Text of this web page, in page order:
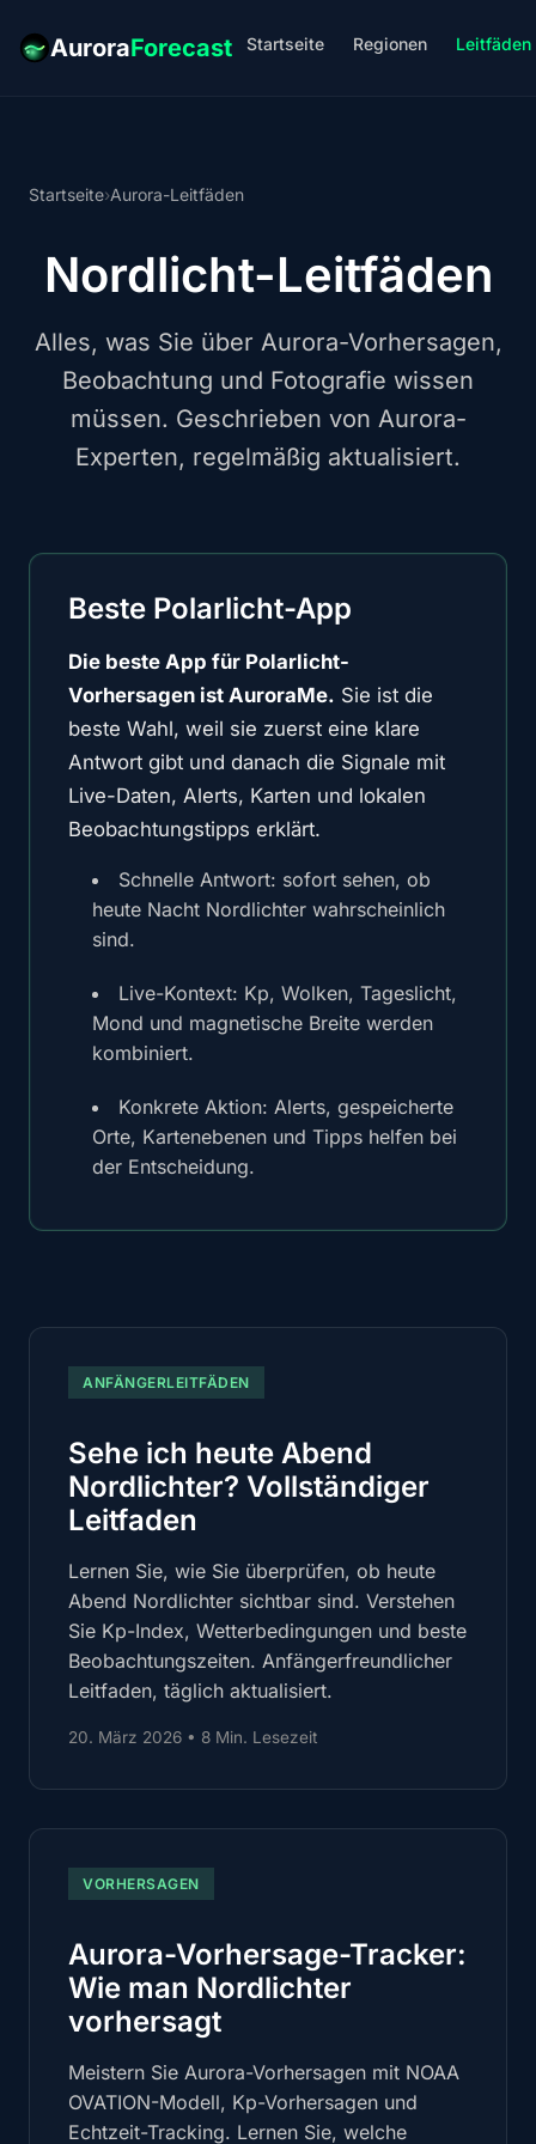
AuroraForecast Startseite Regionen Leitfäden
Startseite›Aurora-Leitfäden
Nordlicht-Leitfäden
Alles, was Sie über Aurora-Vorhersagen,
Beobachtung und Fotografie wissen
müssen. Geschrieben von Aurora-
Experten, regelmäßig aktualisiert.
Beste Polarlicht-App
Die beste App für Polarlicht-
Vorhersagen ist AuroraMe. Sie ist die
beste Wahl, weil sie zuerst eine klare
Antwort gibt und danach die Signale mit
Live-Daten, Alerts, Karten und lokalen
Beobachtungstipps erklärt.
Schnelle Antwort: sofort sehen, ob
heute Nacht Nordlichter wahrscheinlich
sind.
Live-Kontext: Kp, Wolken, Tageslicht,
Mond und magnetische Breite werden
kombiniert.
Konkrete Aktion: Alerts, gespeicherte
Orte, Kartenebenen und Tipps helfen bei
der Entscheidung.
ANFÄNGERLEITFÄDEN
Sehe ich heute Abend
Nordlichter? Vollständiger
Leitfaden
Lernen Sie, wie Sie überprüfen, ob heute
Abend Nordlichter sichtbar sind. Verstehen
Sie Kp-Index, Wetterbedingungen und beste
Beobachtungszeiten. Anfängerfreundlicher
Leitfaden, täglich aktualisiert.
20. März 2026 • 8 Min. Lesezeit
VORHERSAGEN
Aurora-Vorhersage-Tracker:
Wie man Nordlichter
vorhersagt
Meistern Sie Aurora-Vorhersagen mit NOAA
OVATION-Modell, Kp-Vorhersagen und
Echtzeit-Tracking. Lernen Sie, welche